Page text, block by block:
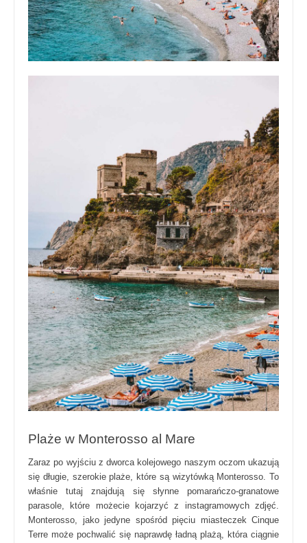
Plaże w Monterosso al Mare
Zaraz po wyjściu z dworca kolejowego naszym oczom ukazują
się długie, szerokie plaże, które są wizytówką Monterosso. To
właśnie tutaj znajdują się słynne pomarańczo-granatowe
parasole, które możecie kojarzyć z instagramowych zdjęć.
Monterosso, jako jedyne spośród pięciu miasteczek Cinque
Terre może pochwalić się naprawdę ładną plażą, która ciągnie